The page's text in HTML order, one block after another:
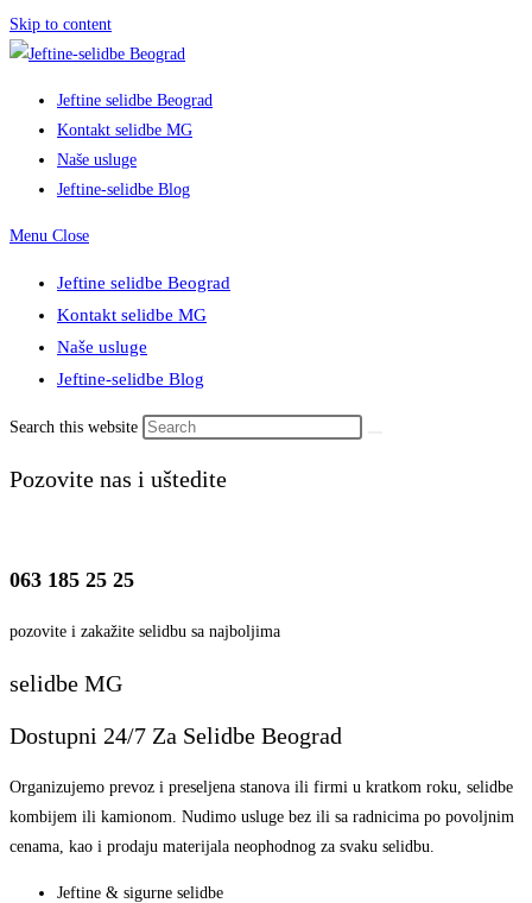
Skip to content
Jeftine selidbe Beograd
Kontakt selidbe MG
Naše usluge
Jeftine-selidbe Blog
Menu Close
Jeftine selidbe Beograd
Kontakt selidbe MG
Naše usluge
Jeftine-selidbe Blog
Search this website
Pozovite nas i uštedite
063 185 25 25
pozovite i zakažite selidbu sa najboljima
selidbe MG
Dostupni 24/7 Za Selidbe Beograd
Organizujemo prevoz i preseljena stanova ili firmi u kratkom roku, selidbe
kombijem ili kamionom. Nudimo usluge bez ili sa radnicima po povoljnim
cenama, kao i prodaju materijala neophodnog za svaku selidbu.
Jeftine & sigurne selidbe